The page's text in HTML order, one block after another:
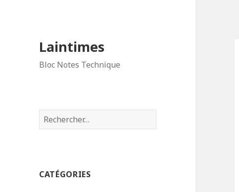
Laintimes
Bloc Notes Technique
Rechercher :
CATÉGORIES